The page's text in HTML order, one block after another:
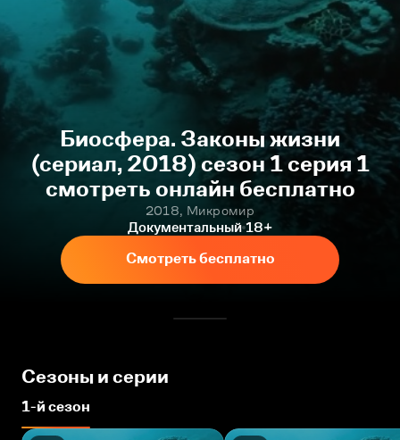
Биосфера. Законы жизни
(сериал, 2018) сезон 1 серия 1
смотреть онлайн бесплатно
2018, Микромир
Документальный 18+
Смотреть бесплатно
Сезоны и серии
1-й сезон